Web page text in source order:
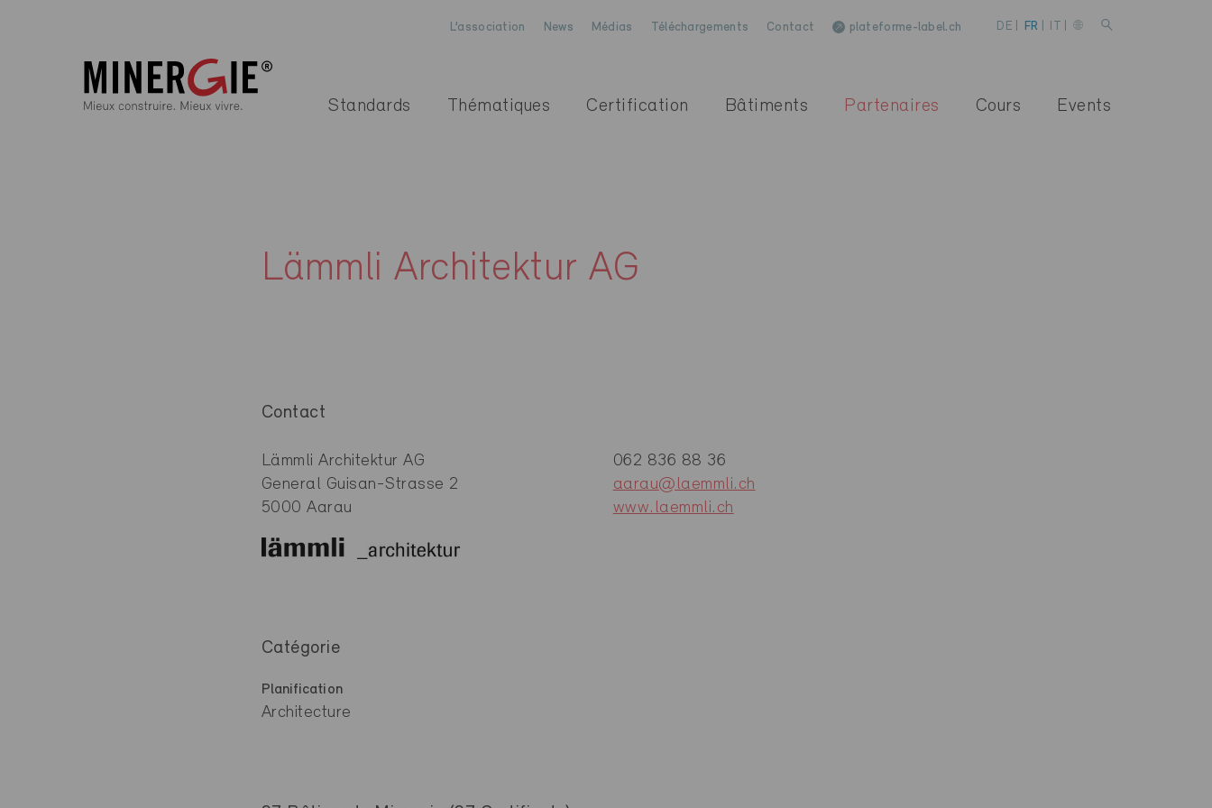
L’association News Médias Téléchargements Contact plateforme-label.ch DE FR
Standards Thématiques Certification Bâtiments Partenaires Cours Events
Lämmli Architektur AG
Contact
Lämmli Architektur AG
General Guisan-Strasse 2
5000 Aarau
062 836 88 36
aarau@laemmli.ch
www.laemmli.ch
Catégorie
Planification
Architecture